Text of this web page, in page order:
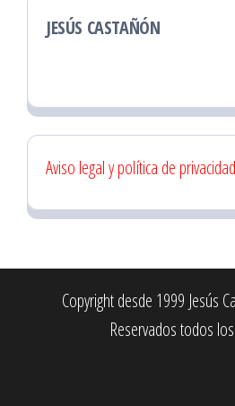
JESÚS CASTAÑÓN
Aviso legal y política de privacidad
Copyright desde 1999 Jesús
Reservados todos